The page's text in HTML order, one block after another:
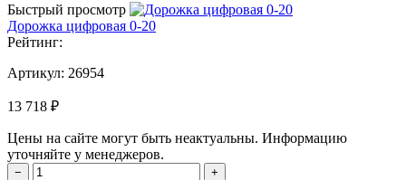
Быстрый просмотр
Дорожка цифровая 0-20
Рейтинг:
Артикул: 26954
13 718 ₽
Цены на сайте могут быть неактуальны. Информацию
уточняйте у менеджеров.
−
+